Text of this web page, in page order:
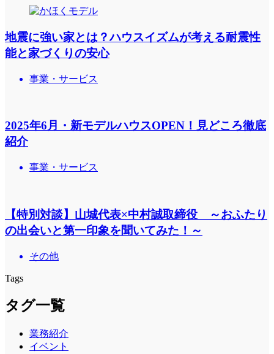
地震に強い家とは？ハウスイズムが考える耐震性
能と家づくりの安心
事業・サービス
2025年6月・新モデルハウスOPEN！見どころ徹底
紹介
事業・サービス
【特別対談】山城代表×中村誠取締役 ～おふたり
の出会いと第一印象を聞いてみた！～
その他
Tags
タグ一覧
業務紹介
イベント